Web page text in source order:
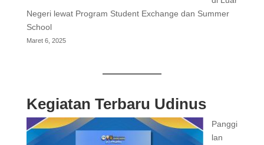
Negeri lewat Program Student Exchange dan Summer
School
Maret 6, 2025
Kegiatan Terbaru Udinus
Panggi
lan